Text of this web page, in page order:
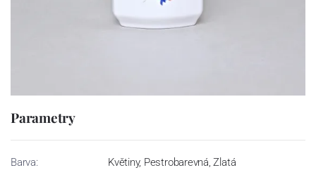
Parametry
Barva:
Květiny, Pestrobarevná, Zlatá